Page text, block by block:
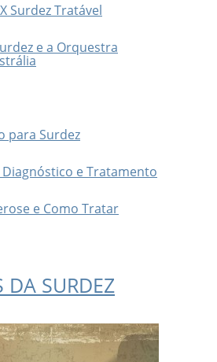
Surdez Tratável
e a Orquestra
para Surdez
Diagnóstico e Tratamento
e Como Tratar
DA SURDEZ